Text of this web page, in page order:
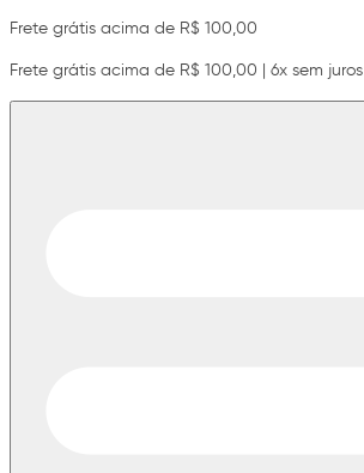
Frete grátis acima de R$ 100,00
Frete grátis acima de R$ 100,00 | 6x sem juros